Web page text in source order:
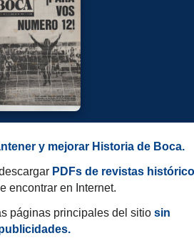
y mejorar Historia de Boca.
PDFs de revistas
encontrar en Internet.
páginas principales del sitio sin